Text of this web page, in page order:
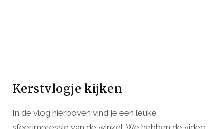
Kerstvlogje kijken
In de vlog hierboven vind je een leuke